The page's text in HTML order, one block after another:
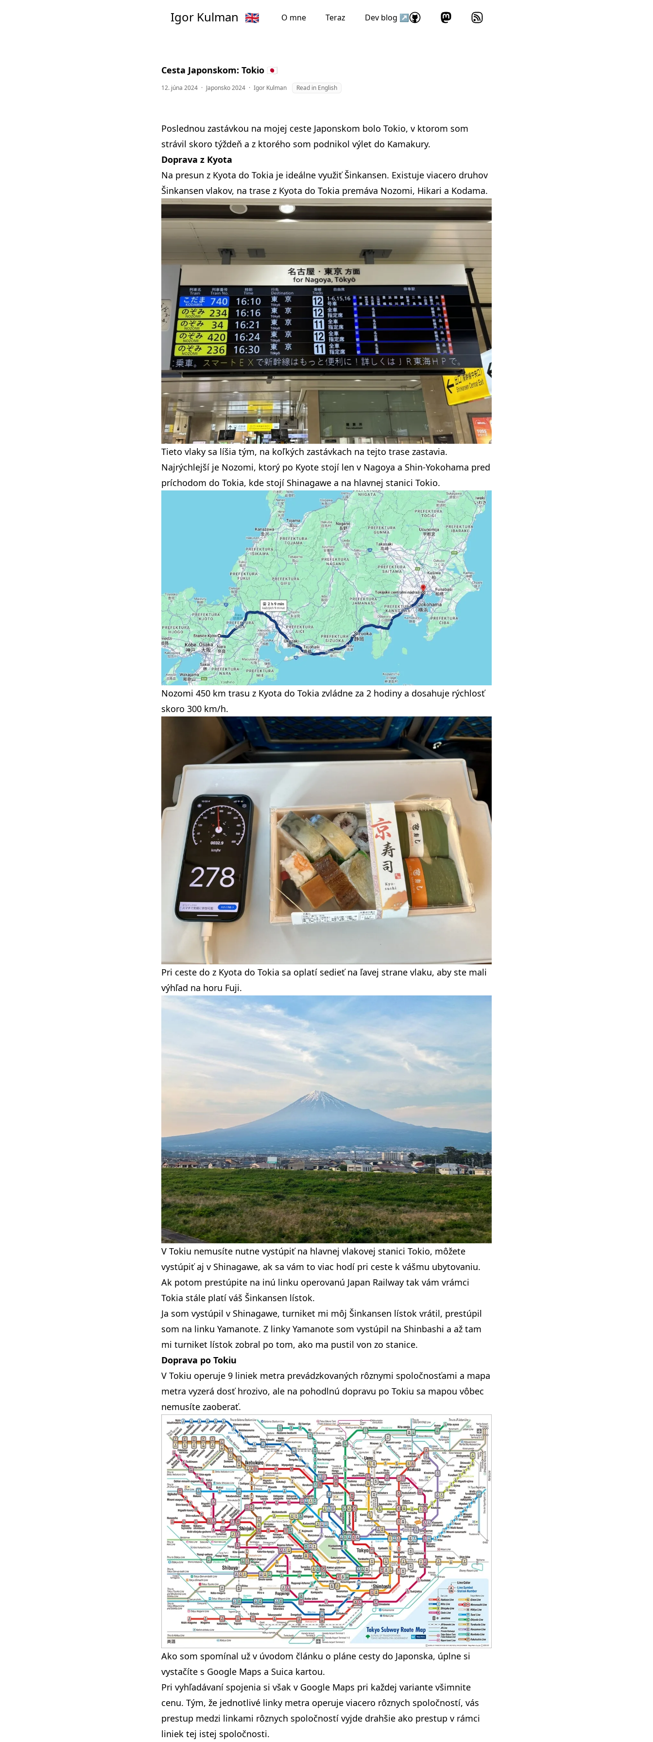
Igor Kulman 🇬🇧 O mne Teraz Dev blog ↗
Cesta Japonskom: Tokio 🇯🇵
12. júna 2024 · Japonsko 2024 · Igor Kulman Read in English
Poslednou zastávkou na mojej ceste Japonskom bolo Tokio, v ktorom som
strávil skoro týždeň a z ktorého som podnikol výlet do Kamakury.
Doprava z Kyota
Na presun z Kyota do Tokia je ideálne využiť Šinkansen. Existuje viacero druhov
Šinkansen vlakov, na trase z Kyota do Tokia premáva Nozomi, Hikari a Kodama.
Tieto vlaky sa líšia tým, na koľkých zastávkach na tejto trase zastavia.
Najrýchlejší je Nozomi, ktorý po Kyote stojí len v Nagoya a Shin-Yokohama pred
príchodom do Tokia, kde stojí Shinagawe a na hlavnej stanici Tokio.
Nozomi 450 km trasu z Kyota do Tokia zvládne za 2 hodiny a dosahuje rýchlosť
skoro 300 km/h.
Pri ceste do z Kyota do Tokia sa oplatí sedieť na ľavej strane vlaku, aby ste mali
výhľad na horu Fuji.
V Tokiu nemusíte nutne vystúpiť na hlavnej vlakovej stanici Tokio, môžete
vystúpiť aj v Shinagawe, ak sa vám to viac hodí pri ceste k vášmu ubytovaniu.
Ak potom prestúpite na inú linku operovanú Japan Railway tak vám vrámci
Tokia stále platí váš Šinkansen lístok.
Ja som vystúpil v Shinagawe, turniket mi môj Šinkansen lístok vrátil, prestúpil
som na linku Yamanote. Z linky Yamanote som vystúpil na Shinbashi a až tam
mi turniket lístok zobral po tom, ako ma pustil von zo stanice.
Doprava po Tokiu
V Tokiu operuje 9 liniek metra prevádzkovaných rôznymi spoločnosťami a mapa
metra vyzerá dosť hrozivo, ale na pohodlnú dopravu po Tokiu sa mapou vôbec
nemusíte zaoberať.
Ako som spomínal už v úvodom článku o pláne cesty do Japonska, úplne si
vystačíte s Google Maps a Suica kartou.
Pri vyhľadávaní spojenia si však v Google Maps pri každej variante všimnite
cenu. Tým, že jednotlivé linky metra operuje viacero rôznych spoločností, vás
prestup medzi linkami rôznych spoločností vyjde drahšie ako prestup v rámci
liniek tej istej spoločnosti.